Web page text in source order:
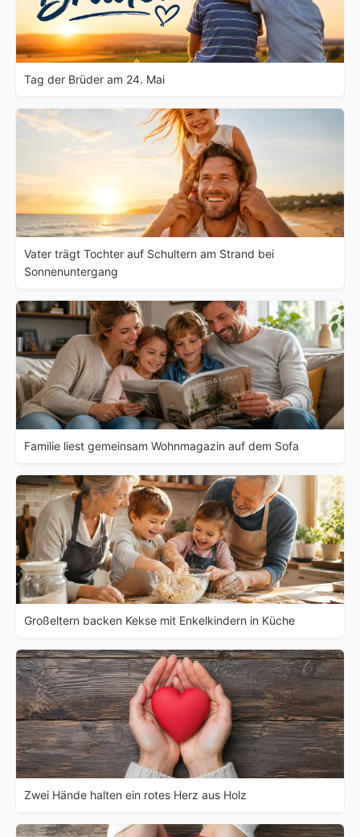
Tag der Brüder am 24. Mai
Vater trägt Tochter auf Schultern am Strand bei
Sonnenuntergang
Familie liest gemeinsam Wohnmagazin auf dem Sofa
Großeltern backen Kekse mit Enkelkindern in Küche
Zwei Hände halten ein rotes Herz aus Holz